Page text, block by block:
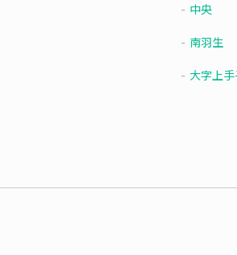
中央
南羽生
大字上